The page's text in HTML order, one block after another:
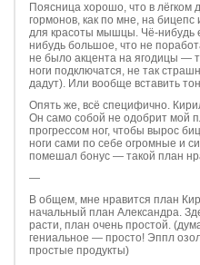
Поясница хорошо, что в
гормонов, как по мне, на
для красоты мышцы. Чё-нибудь
нибудь большое, что не
не было акцента на ягодицы —
ноги подключатся, не так
дадут). Или вообще вставить
Опять же, всё специфично.
Он само собой не одобрит мой
прогрессом ног, чтобы вырос
ноги сами по себе огромные и
помешал бонус — такой план
—
В общем, мне нравится план
начальный план Александра.
расти, план очень простой.
гениальное — просто! Эппл
простые продукты)